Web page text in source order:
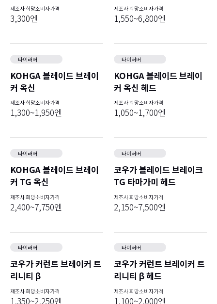
제조사 희망소비자가격
3,300엔
제조사 희망소비자가격
1,550~6,800엔
타이러버
KOHGA 블레이드 브레이
커 옥신
제조사 희망소비자가격
1,300~1,950엔
타이러버
KOHGA 블레이드 브레이
커 옥신 헤드
제조사 희망소비자가격
1,050~1,700엔
타이러버
KOHGA 블레이드 브레이
커 TG 옥신
제조사 희망소비자가격
2,400~7,750엔
타이러버
코우가 블레이드 브레이크
TG 타마가미 헤드
제조사 희망소비자가격
2,150~7,500엔
타이러버
코우가 커런트 브레이커 트
리니티 β
제조사 희망소비자가격
1,350~2,250엔
타이러버
코우가 커런트 브레이커 트
리니티 β 헤드
제조사 희망소비자가격
1,100~2,000엔